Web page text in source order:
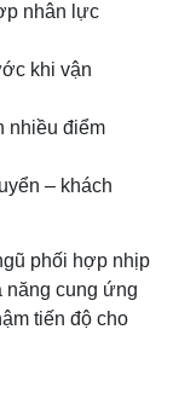
nhân lực
khi vận
nhiều điểm
– khách
phối hợp nhịp
năng cung ứng
tiến độ cho